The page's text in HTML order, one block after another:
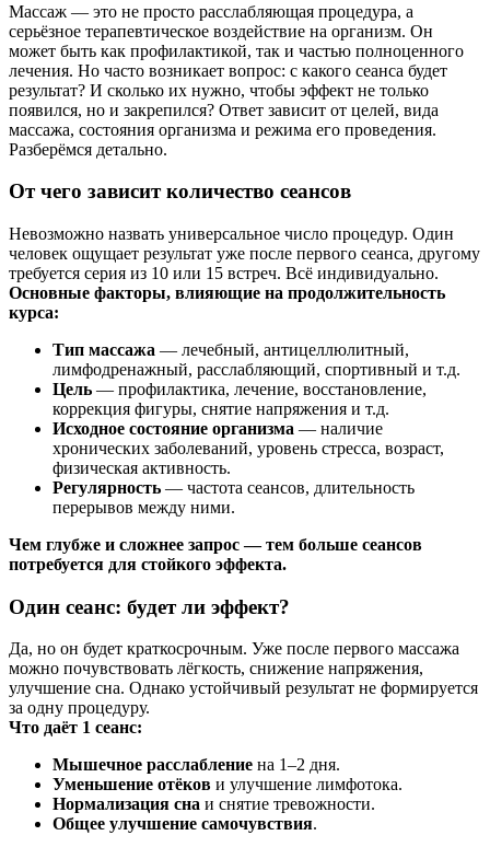
Массаж — это не просто расслабляющая процедура, а
серьёзное терапевтическое воздействие на организм. Он
может быть как профилактикой, так и частью полноценного
лечения. Но часто возникает вопрос: с какого сеанса будет
результат? И сколько их нужно, чтобы эффект не только
появился, но и закрепился? Ответ зависит от целей, вида
массажа, состояния организма и режима его проведения.
Разберёмся детально.
От чего зависит количество сеансов
Невозможно назвать универсальное число процедур. Один
человек ощущает результат уже после первого сеанса, другому
требуется серия из 10 или 15 встреч. Всё индивидуально.
Основные факторы, влияющие на продолжительность
курса:
Тип массажа — лечебный, антицеллюлитный,
лимфодренажный, расслабляющий, спортивный и т.д.
Цель — профилактика, лечение, восстановление,
коррекция фигуры, снятие напряжения и т.д.
Исходное состояние организма — наличие
хронических заболеваний, уровень стресса, возраст,
физическая активность.
Регулярность — частота сеансов, длительность
перерывов между ними.
Чем глубже и сложнее запрос — тем больше сеансов
потребуется для стойкого эффекта.
Один сеанс: будет ли эффект?
Да, но он будет краткосрочным. Уже после первого массажа
можно почувствовать лёгкость, снижение напряжения,
улучшение сна. Однако устойчивый результат не формируется
за одну процедуру.
Что даёт 1 сеанс:
Мышечное расслабление на 1–2 дня.
Уменьшение отёков и улучшение лимфотока.
Нормализация сна и снятие тревожности.
Общее улучшение самочувствия.